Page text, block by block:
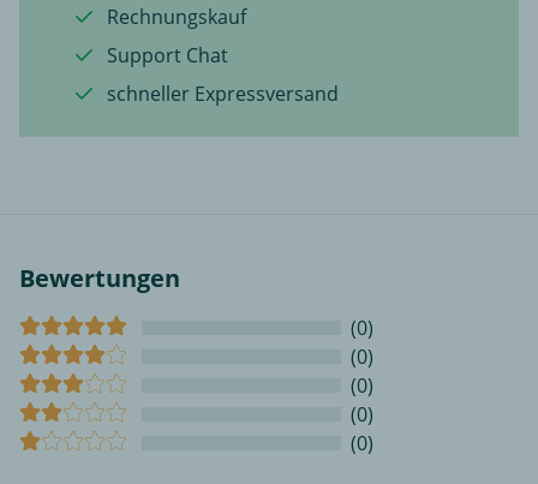
Rechnungskauf
Support Chat
schneller Expressversand
Bewertungen
(0)
(0)
(0)
(0)
(0)